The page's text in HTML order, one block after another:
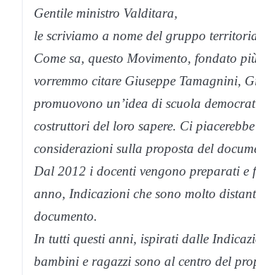
Gentile ministro Valditara,
le scriviamo a nome del gruppo
Come sa, questo Movimento, fondato
vorremmo citare Giuseppe Tamagnini,
promuovono un’idea di scuola
costruttori del loro sapere. Ci
considerazioni sulla proposta del
Dal 2012 i docenti vengono preparati e
anno, Indicazioni che sono molto
documento.
In tutti questi anni, ispirati dalle
bambini e ragazzi sono al centro del